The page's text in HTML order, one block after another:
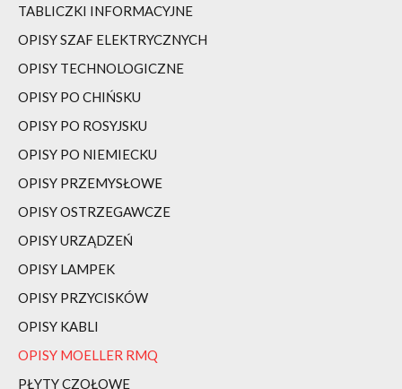
TABLICZKI INFORMACYJNE
OPISY SZAF ELEKTRYCZNYCH
OPISY TECHNOLOGICZNE
OPISY PO CHIŃSKU
OPISY PO ROSYJSKU
OPISY PO NIEMIECKU
OPISY PRZEMYSŁOWE
OPISY OSTRZEGAWCZE
OPISY URZĄDZEŃ
OPISY LAMPEK
OPISY PRZYCISKÓW
OPISY KABLI
OPISY MOELLER RMQ
PŁYTY CZOŁOWE